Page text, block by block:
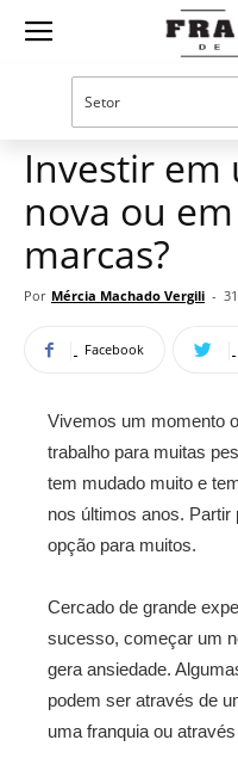
Guia
Investir
nova ou
marcas?
Por Mércia Machado Vergili -
Facebook
Vivemos um momento
trabalho para muitas
tem mudado muito e
nos últimos anos. Partir
opção para muitos.
Cercado de grande
sucesso, começar um
gera ansiedade.
podem ser através de
uma franquia ou